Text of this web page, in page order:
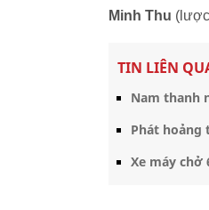
Minh Thu
TIN LIÊN
Nam thanh
Phát
Xe máy chở